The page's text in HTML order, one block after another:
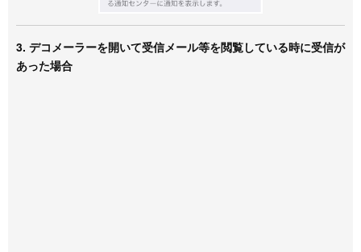
3. デコメーラーを開いて受信メール等を閲覧している時に受信が
あった場合